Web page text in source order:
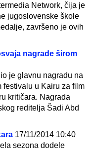
Network, čija je
jugoslovenske škole
završeno je ovih
nagrade širom
je glavnu nagradu na
festivalu u Kairu za film
kritičara. Nagrada
reditelja Šadi Abd
17/11/2014 10:40
sezona dodele